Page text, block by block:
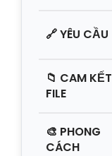
🔗YÊU CẦU
📁 CAM KẾT
FILE
🎨 PHONG
CÁCH